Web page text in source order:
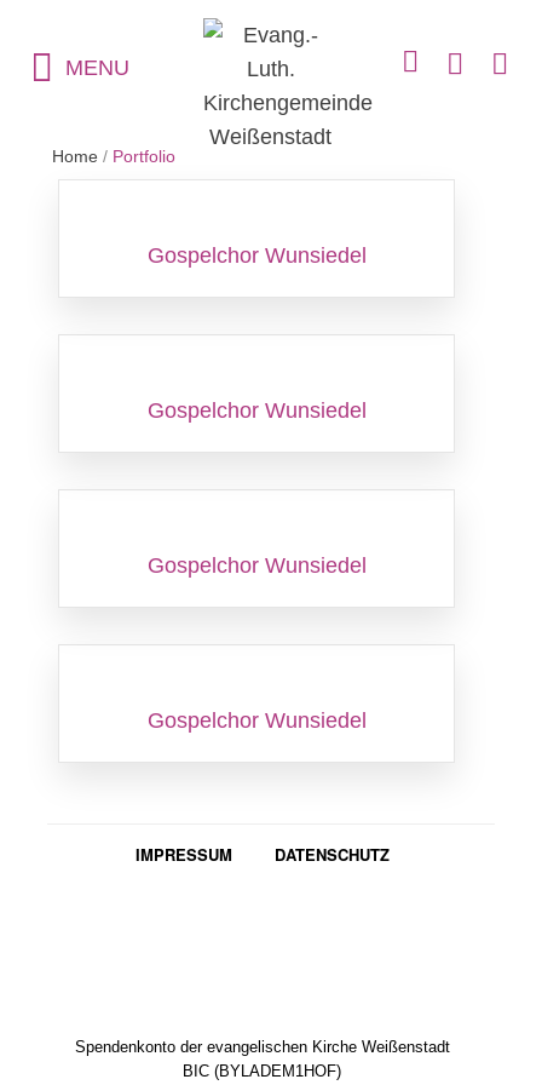
MENU
Home / Portfolio
Gospelchor Wunsiedel
Gospelchor Wunsiedel
Gospelchor Wunsiedel
Gospelchor Wunsiedel
IMPRESSUM DATENSCHUTZ
Spendenkonto der evangelischen Kirche Weißenstadt
BIC (BYLADEM1HOF)